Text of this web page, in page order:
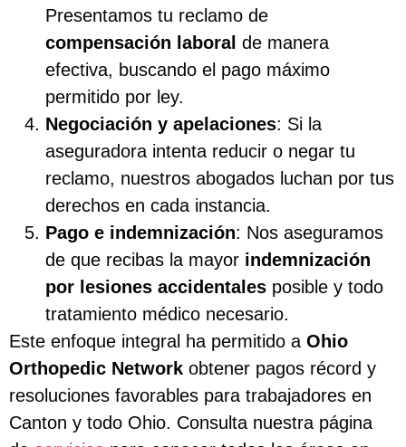
Presentamos tu reclamo de
compensación laboral de manera
efectiva, buscando el pago máximo
permitido por ley.
Negociación y apelaciones: Si la
aseguradora intenta reducir o negar tu
reclamo, nuestros abogados luchan por tus
derechos en cada instancia.
Pago e indemnización: Nos aseguramos
de que recibas la mayor indemnización
por lesiones accidentales posible y todo
tratamiento médico necesario.
Este enfoque integral ha permitido a Ohio
Orthopedic Network obtener pagos récord y
resoluciones favorables para trabajadores en
Canton y todo Ohio. Consulta nuestra página